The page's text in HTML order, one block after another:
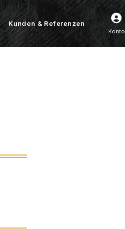
Kunden & Referenzen
Konto